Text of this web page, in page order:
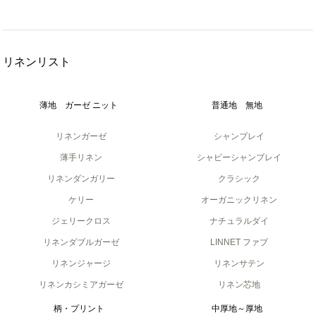
リネンリスト
薄地 ガーゼ ニット
リネンガーゼ
薄手リネン
リネンダンガリー
ケリー
ジェリークロス
リネンダブルガーゼ
リネンジャージ
リネンカシミアガーゼ
普通地 無地
シャンブレイ
シャビーシャンブレイ
クラシック
オーガニックリネン
ナチュラルダイ
LINNET ファブ
リネンサテン
リネン芯地
柄・プリント 中厚地～厚地